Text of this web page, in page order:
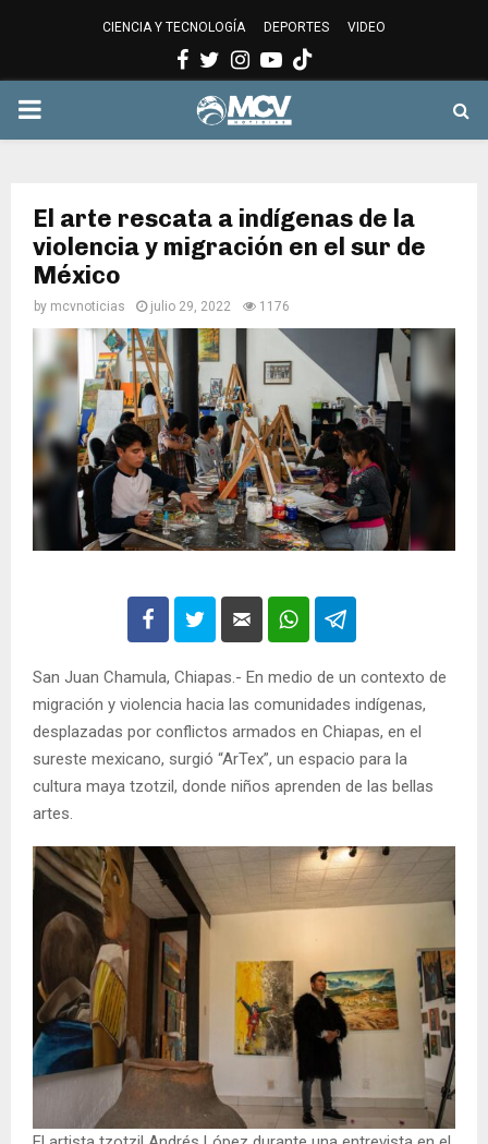
CIENCIA Y TECNOLOGÍA DEPORTES VIDEO
Facebook
Twitter
Instagram
Youtube
PRIMARY
El arte rescata a indígenas de la
violencia y migración en el sur de
México
by mcvnoticias julio 29, 2022 1176
San Juan Chamula, Chiapas.- En medio de un contexto de
migración y violencia hacia las comunidades indígenas,
desplazadas por conflictos armados en Chiapas, en el
sureste mexicano, surgió “ArTex”, un espacio para la
cultura maya tzotzil, donde niños aprenden de las bellas
artes.